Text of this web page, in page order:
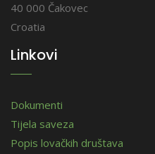
40 000 Čakovec
Croatia
Linkovi
Dokumenti
Tijela saveza
Popis lovačkih društava